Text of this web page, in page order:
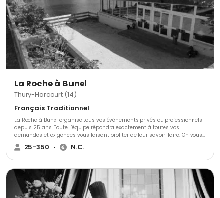
La Roche à Bunel
Thury-Harcourt (14)
Français Traditionnel
La Roche à Bunel organise tous vos événements privés ou professionnels
depuis 25 ans. Toute l’équipe répondra exactement à toutes vos
demandes et exigences vous faisant profiter de leur savoir-faire. On vous
proposera également la location de deux salles.
25-350 • N.C.